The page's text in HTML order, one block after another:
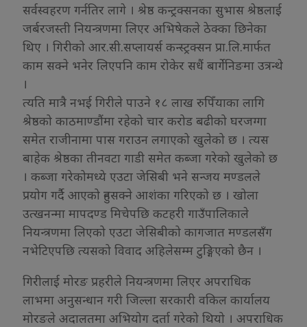
सर्वस्वहरण गर्नतिर लागे । श्रेष्ठ कन्ट्रक्सनका सुभास श्रेष्ठलाई
जर्बरजस्ती नियन्त्रणमा लिएर अभिषेकले ठेक्का छिनेका
थिए । गिरीको आर.सी.सप्लायर्स कन्स्ट्रक्सन प्रा.लि.मार्फत
काम सक्ने भनेर लिएपनि काम रोकेर सधैं बार्गेनिङमा उत्रन्थे
।
त्यति मात्रै नभई गिरीले पाउने १८ लाख रुपिँयाका लागि
श्रेष्ठको काठमाण्डौंमा रहेको चार करोड बढीको घरजग्गा
समेत राजीनामा पास गराउन लगाएको खुलेको छ । त्यस
बाहेक श्रेष्ठका तीनवटा गाडी समेत कब्जा गरेको खुलेको छ
। कब्जा गरेकोमध्ये एउटा जेसिबी भने सन्जय मण्डलले
प्रयोग गर्दै आएको हुनसक्ने आशंका गरिएको छ । खोला
उत्खनन्मा मापदण्ड मिचेपछि कटहरी गाउँपालिकाले
नियन्त्रणमा लिएको एउटा जेसिबीको कागजात मण्डलसँग
नभेटिएपछि त्यसको विवाद अहिलेसम्म टुङ्गिएको छैन ।
गिरीलाई मोरङ प्रहरीले नियन्त्रणमा लिएर अपराधिक
लाभमा अनुसन्धान गरी जिल्ला सरकारी वकिल कार्यालय
मोरङले अदालतमा अभियोग दर्ता गरेको थियो । अपराधिक